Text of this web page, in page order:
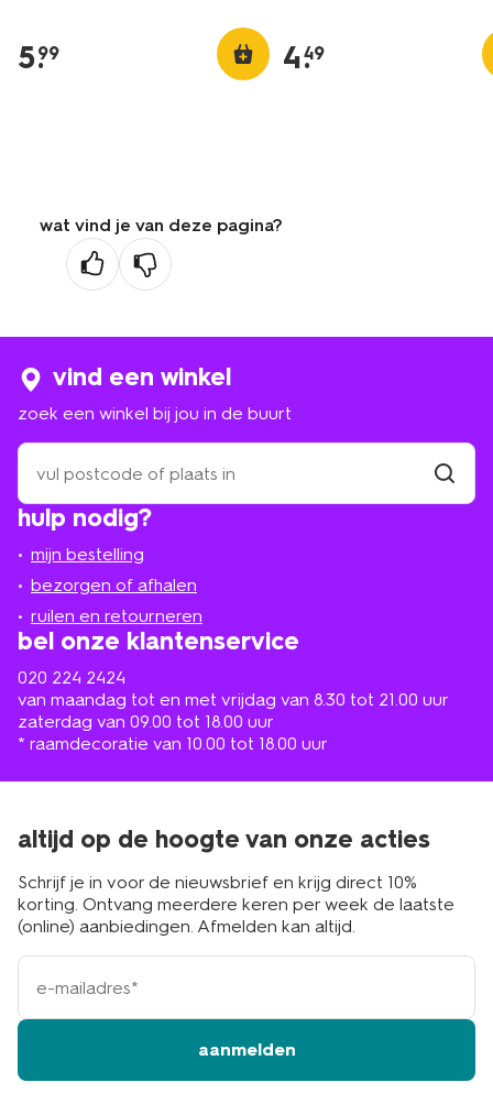
5.
99 4.
49
wat vind je van deze pagina?
hulp nodig?
mijn bestelling
bezorgen of afhalen
ruilen en retourneren
bel onze klantenservice
020 224 2424
van maandag tot en met vrijdag van 8.30 tot 21.00 uur
zaterdag van 09.00 tot 18.00 uur
* raamdecoratie van 10.00 tot 18.00 uur
vind een winkel
zoek een winkel bij jou in de buurt
zoek
een
winkel
bij
in
de
buurt
altijd op de hoogte van onze acties
Schrijf je in voor de nieuwsbrief en krijg direct 10%
korting. Ontvang meerdere keren per week de laatste
(online) aanbiedingen. Afmelden kan altijd.
e-
mailadres
aanmelden